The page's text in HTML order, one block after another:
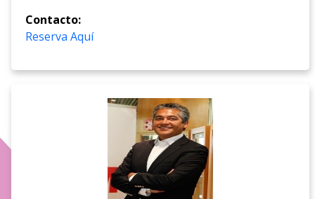
Contacto:
Reserva Aquí